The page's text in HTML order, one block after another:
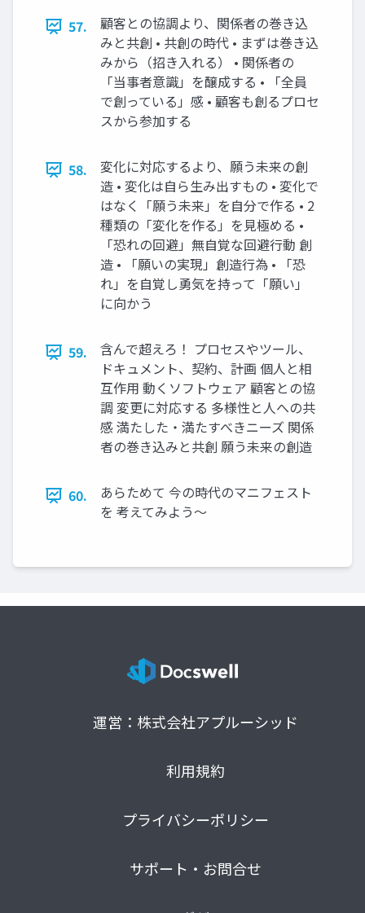
57.
顧客との協調より、関係者の巻き込
みと共創 • 共創の時代 • まずは巻き込
みから（招き入れる） • 関係者の
「当事者意識」を醸成する • 「全員
で創っている」感 • 顧客も創るプロセ
スから参加する
58.
変化に対応するより、願う未来の創
造 • 変化は自ら生み出すもの • 変化で
はなく「願う未来」を自分で作る • 2
種類の「変化を作る」を見極める •
「恐れの回避」無自覚な回避行動 創
造 • 「願いの実現」創造行為 • 「恐
れ」を自覚し勇気を持って「願い」
に向かう
59.
含んで超えろ！ プロセスやツール、
ドキュメント、契約、計画 個人と相
互作用 動くソフトウェア 顧客との協
調 変更に対応する 多様性と人への共
感 満たした・満たすべきニーズ 関係
者の巻き込みと共創 願う未来の創造
60.
あらためて 今の時代のマニフェスト
を 考えてみよう〜
運営：株式会社アプルーシッド
利用規約
プライバシーポリシー
サポート・お問合せ